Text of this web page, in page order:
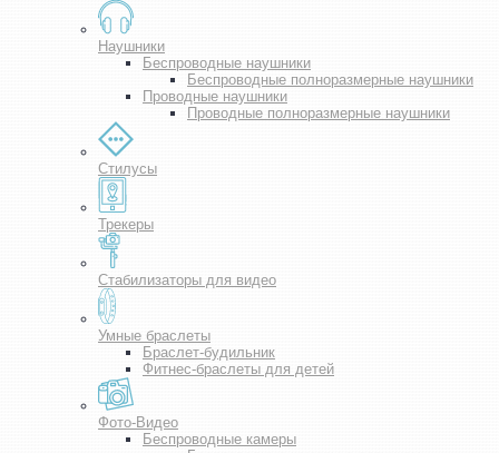
Наушники
Беспроводные наушники
Беспроводные полноразмерные наушники
Проводные наушники
Проводные полноразмерные наушники
Стилусы
Трекеры
Стабилизаторы для видео
Умные браслеты
Браслет-будильник
Фитнес-браслеты для детей
Фото-Видео
Беспроводные камеры